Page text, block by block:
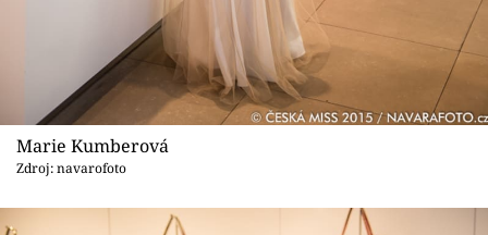
Marie Kumberová
Zdroj: navarofoto